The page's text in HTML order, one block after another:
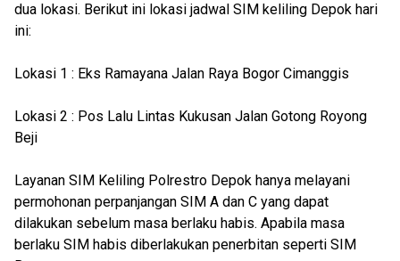
dua lokasi. Berikut ini lokasi jadwal SIM keliling Depok hari
ini:
Lokasi 1 : Eks Ramayana Jalan Raya Bogor Cimanggis
Lokasi 2 : Pos Lalu Lintas Kukusan Jalan Gotong Royong
Beji
Layanan SIM Keliling Polrestro Depok hanya melayani
permohonan perpanjangan SIM A dan C yang dapat
dilakukan sebelum masa berlaku habis. Apabila masa
berlaku SIM habis diberlakukan penerbitan seperti SIM